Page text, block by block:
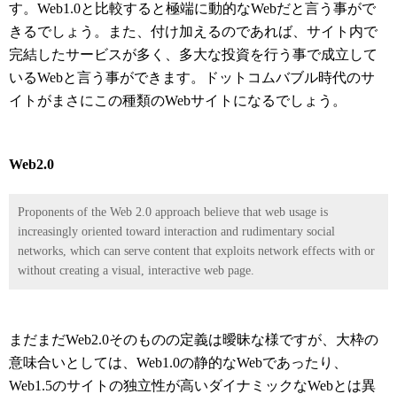
す。Web1.0と比較すると極端に動的なWebだと言う事がで
きるでしょう。また、付け加えるのであれば、サイト内で
完結したサービスが多く、多大な投資を行う事で成立して
いるWebと言う事ができます。ドットコムバブル時代のサ
イトがまさにこの種類のWebサイトになるでしょう。
Web2.0
Proponents of the Web 2.0 approach believe that web usage is
increasingly oriented toward interaction and rudimentary social
networks, which can serve content that exploits network effects with or
without creating a visual, interactive web page.
まだまだWeb2.0そのものの定義は曖昧な様ですが、大枠の
意味合いとしては、Web1.0の静的なWebであったり、
Web1.5のサイトの独立性が高いダイナミックなWebとは異